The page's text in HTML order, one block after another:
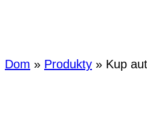
Dom » Produkty » Kup